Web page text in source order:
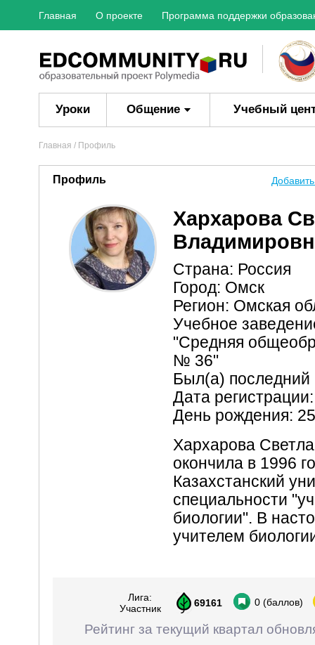
Главная О проекте Программа поддержки
Уроки Общение Учебный
Главная / Профиль
Профиль
Хархарова
Страна: Россия
Город: Омск
Регион: Омская
Учебное
"Средняя
№ 36"
Был(а) последний
Дата
День рождения:
Хархарова
окончила в 1996
Казахстанский
специальности
биологии". В
учителем
Лига:
Участник
69161 0 (баллов)
Рейтинг за текущий квартал